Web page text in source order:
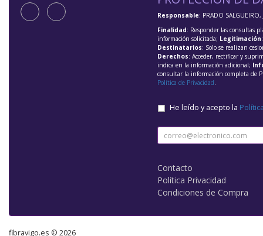
Responsable: PRADO SALGUEIRO,
Finalidad: Responder las consultas
información solicitada; Legitimación
Destinatarios: Solo se realizan
Derechos: Acceder, rectificar y
indica en la información adicional;
consultar la información completa de
Política de Privacidad.
He leído y acepto la
Contacto
Política Privacidad
Condiciones de Compra
fibravigo.es © 2026